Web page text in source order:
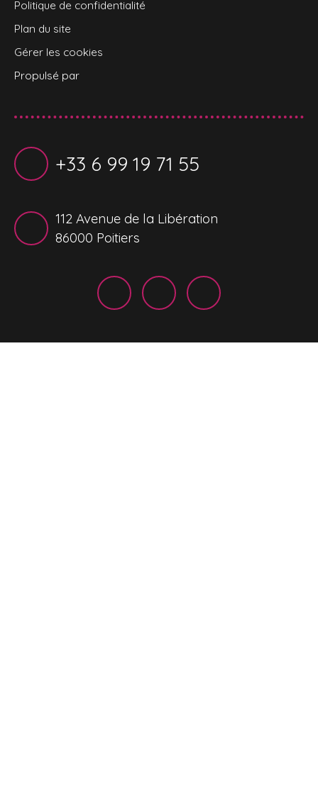
Politique de confidentialité
Plan du site
Gérer les cookies
Propulsé par
+33 6 99 19 71 55
112 Avenue de la Libération
86000 Poitiers